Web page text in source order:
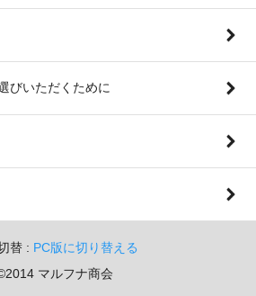
びいただくために
替 : PC版に切り替える
マルフナ商会